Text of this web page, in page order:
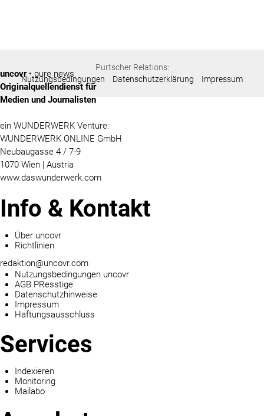
Purtscher Relations:
Nutzungsbedingungen
Datenschutzerklärung Impressum
uncovr• pure news
Originalquellendienst für
Medien und Journalisten
ein WUNDERWERK Venture:
WUNDERWERK ONLINE GmbH
Neubaugasse 4 / 7-9
1070 Wien | Austria
www.daswunderwerk.com
Info & Kontakt
Über uncovr
Richtlinien
redaktion@uncovr.com
Nutzungsbedingungen uncovr
AGB PResstige
Datenschutzhinweise
Impressum
Haftungsausschluss
Services
Indexieren
Monitoring
Mailabo